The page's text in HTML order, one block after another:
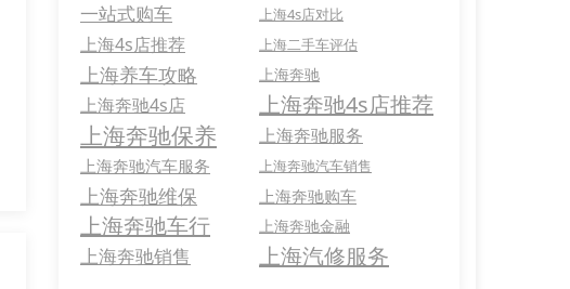
一站式购车 上海4s店对比
上海4s店推荐 上海二手车评估
上海养车攻略 上海奔驰
上海奔驰4s店 上海奔驰4s店推荐
上海奔驰保养 上海奔驰服务
上海奔驰汽车服务 上海奔驰汽车销售
上海奔驰维保 上海奔驰购车
上海奔驰车行 上海奔驰金融
上海奔驰销售 上海汽修服务